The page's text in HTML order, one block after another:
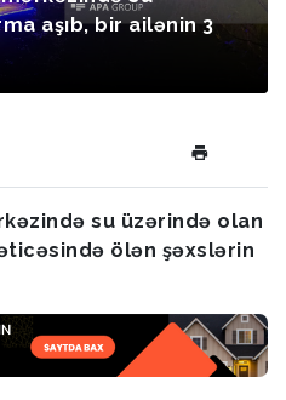
aşıb, bir ailənin 3
su üzərində olan
ölən şəxslərin